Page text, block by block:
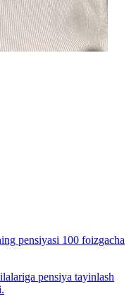
pensiyasi 100 foizgacha
pensiya tayinlash